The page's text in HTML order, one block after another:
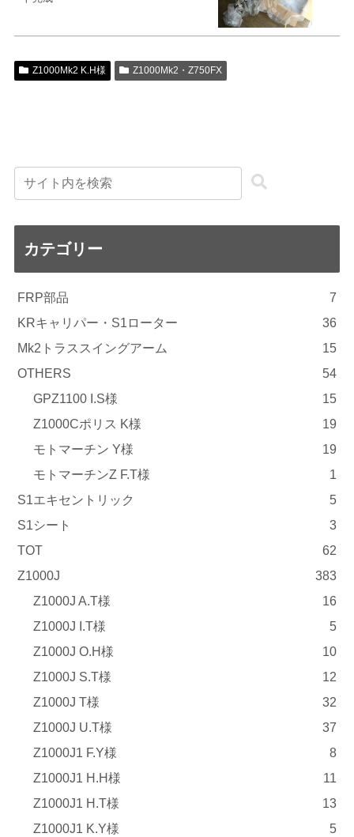
Z1000Mk2 K.H様 Z1000Mk2・Z750FX
カテゴリー
FRP部品
7
KRキャリパー・S1ローター
36
Mk2トラススイングアーム
15
OTHERS
54
GPZ1100 I.S様
15
Z1000Cポリス K様
19
モトマーチン Y様
19
モトマーチンZ F.T様
1
S1エキセントリック
5
S1シート
3
TOT
62
Z1000J
383
Z1000J A.T様
16
Z1000J I.T様
5
Z1000J O.H様
10
Z1000J S.T様
12
Z1000J T様
32
Z1000J U.T様
37
Z1000J1 F.Y様
8
Z1000J1 H.H様
11
Z1000J1 H.T様
13
Z1000J1 K.Y様
5